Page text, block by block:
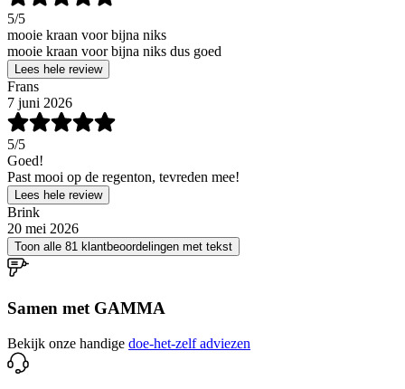
5/5
mooie kraan voor bijna niks
mooie kraan voor bijna niks dus goed
Lees hele review
Frans
7 juni 2026
5/5
Goed!
Past mooi op de regenton, tevreden mee!
Lees hele review
Brink
20 mei 2026
Toon alle 81 klantbeoordelingen met tekst
Samen met GAMMA
Bekijk onze handige doe-het-zelf adviezen